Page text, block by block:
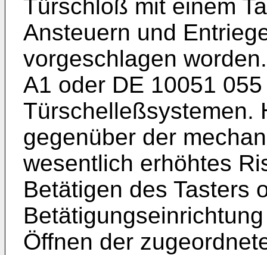
Türschloß mit einem
Ansteuern und
vorgeschlagen
A1 oder DE 10051 055
Türschelleßsystemen.
gegenüber der
wesentlich erhöhtes
Betätigen des Tasters
Öffnen der